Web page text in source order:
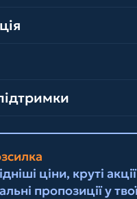
ціни, круті
пропозиції у